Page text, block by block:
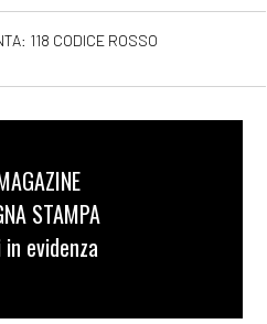
118 CODICE ROSSO
STAMPA
evidenza